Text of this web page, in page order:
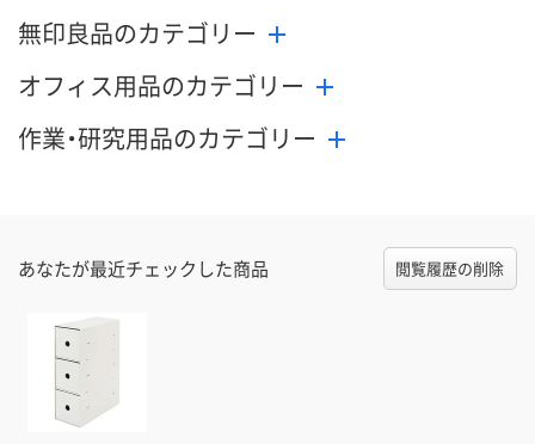
無印良品のカテゴリー
オフィス用品のカテゴリー
作業・研究用品のカテゴリー
あなたが最近チェックした商品 閲覧履歴の削除